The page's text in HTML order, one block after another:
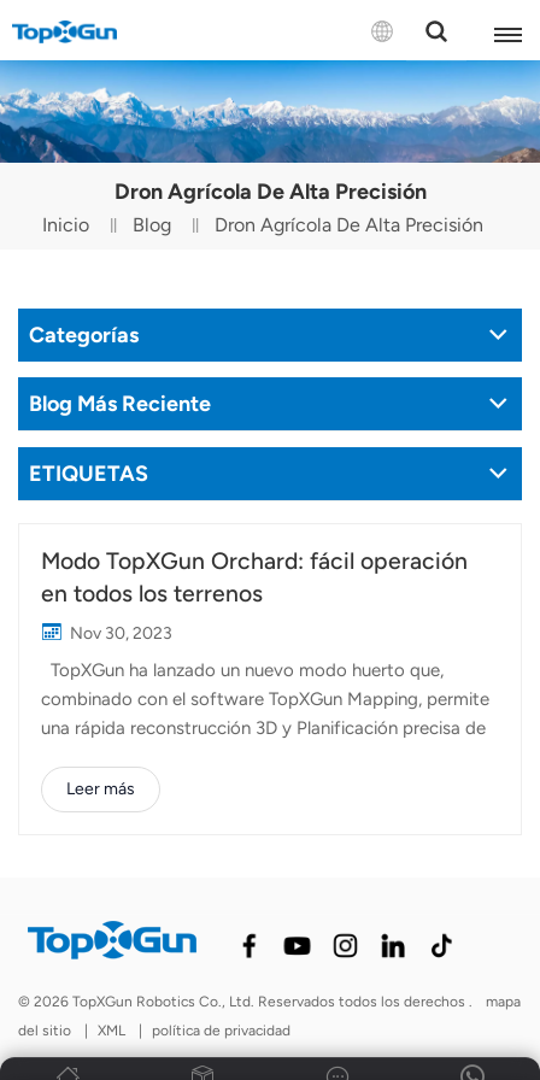
CONTÁCTENOS
English
Español
Português(Portugal)
Português(Brasil)
Türkçe
Dron Agrícola De Alta Precisión
Inicio Blog Dron Agrícola De Alta Precisión
Categorías
Blog Más Reciente
ETIQUETAS
Modo TopXGun Orchard: fácil operación
en todos los terrenos
Nov 30, 2023
TopXGun ha lanzado un nuevo modo huerto que,
combinado con el software TopXGun Mapping, permite
una rápida reconstrucción 3D y Planificación precisa de
diseñada principalmente para terrenos complejos como
huertos y laderas de montañas, logrando una
en un modelo 3D, planifique la trayectoria de vuelo
óptima del dron para garantizar que cada árbol sea
repetitivas. Operación eficiente: mapeo rápido y
planificación de rutas precisaUtilizando equipos de
cámara de alta resolución, los drones pueden capturar
Leer más
© 2026 TopXGun Robotics Co., Ltd. Reservados todos los derechos .
mapa
del sitio
| XML | política de privacidad